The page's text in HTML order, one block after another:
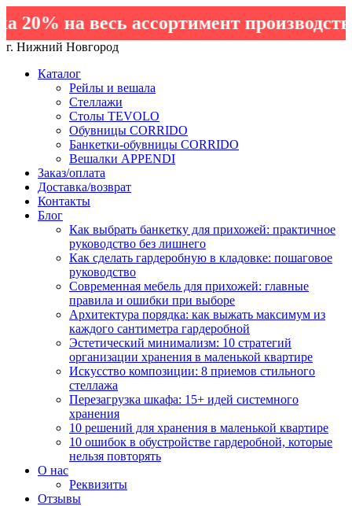
на весь ассортимент
г. Нижний Новгород
Каталог
Рейлы и вешала
Стеллажи
Столы TEVOLO
Обувницы CORRIDO
Банкетки-обувницы CORRIDO
Вешалки APPENDI
Заказ/оплата
Доставка/возврат
Контакты
Блог
Как выбрать банкетку для прихожей: практичное
руководство без лишнего
Как сделать гардеробную в кладовке: пошаговое
руководство
Современная мебель для прихожей: главные
правила и ошибки при выборе
Архитектура порядка: как выжать максимум из
каждого сантиметра гардеробной
Эстетический минимализм: 10 стратегий
организации хранения в маленькой квартире
Искусство композиции: 8 приемов стильного
стеллажа
Перезагрузка шкафа: 15+ идей системного
хранения
10 решений для хранения в маленькой квартире
10 ошибок в обустройстве гардеробной, которые
нельзя повторять
О нас
Реквизиты
Отзывы